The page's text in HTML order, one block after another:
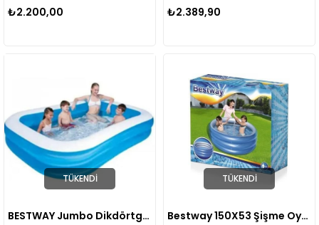
₺2.200,00
₺2.389,90
TÜKENDI
BESTWAY Jumbo Dikdörtgen Havuz 211 x 132 x 46 cm. 12819
TÜKENDI
Bestway 150X53 Şişme Oyun Havuzu